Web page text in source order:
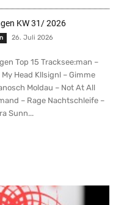
KW 31/ 2026
26. Juli 2026
Top 15 Tracksee:man –
Head Kllsignl – Gimme
Moldau – Not At All
– Rage Nachtschleife –
Sunn...